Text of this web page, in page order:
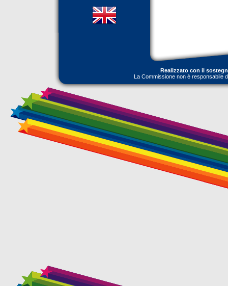
Realizzato con il
La Commissione non è responsabile